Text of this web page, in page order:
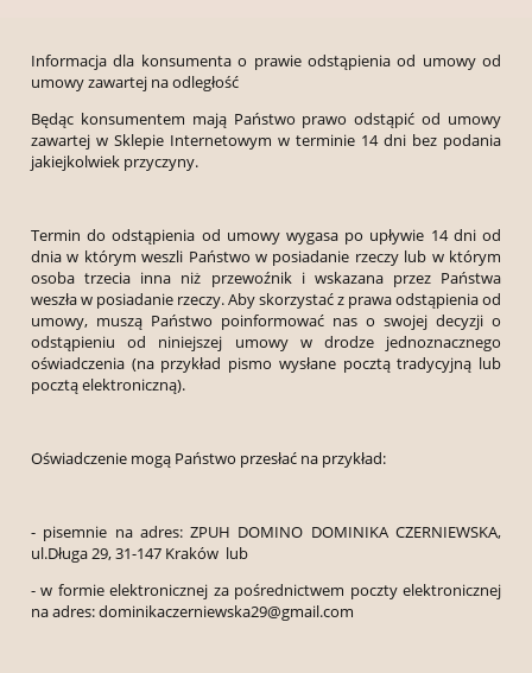
Informacja dla konsumenta o prawie odstąpienia od umowy od
umowy zawartej na odległość
Będąc konsumentem mają Państwo prawo odstąpić od umowy
zawartej w Sklepie Internetowym w terminie 14 dni bez podania
jakiejkolwiek przyczyny.
Termin do odstąpienia od umowy wygasa po upływie 14 dni od
dnia w którym weszli Państwo w posiadanie rzeczy lub w którym
osoba trzecia inna niż przewoźnik i wskazana przez Państwa
weszła w posiadanie rzeczy. Aby skorzystać z prawa odstąpienia od
umowy, muszą Państwo poinformować nas o swojej decyzji o
odstąpieniu od niniejszej umowy w drodze jednoznacznego
oświadczenia (na przykład pismo wysłane pocztą tradycyjną lub
pocztą elektroniczną).
Oświadczenie mogą Państwo przesłać na przykład:
- pisemnie na adres: ZPUH DOMINO DOMINIKA CZERNIEWSKA,
ul.Długa 29, 31-147 Kraków lub
- w formie elektronicznej za pośrednictwem poczty elektronicznej
na adres: dominikaczerniewska29@gmail.com